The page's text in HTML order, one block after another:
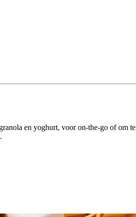
en yoghurt, voor on-the-go of om te